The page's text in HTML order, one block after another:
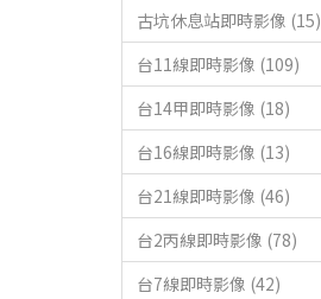
古坑休息站即時影像 (15)
台11線即時影像 (109)
台14甲即時影像 (18)
台16線即時影像 (13)
台21線即時影像 (46)
台2丙線即時影像 (78)
台7線即時影像 (42)